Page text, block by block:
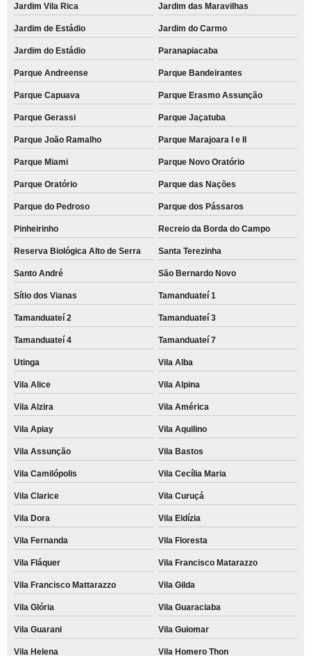
Jardim Vila Rica Jardim das Maravilhas
Jardim de Estádio Jardim do Carmo
Jardim do Estádio Paranapiacaba
Parque Andreense Parque Bandeirantes
Parque Capuava Parque Erasmo Assunção
Parque Gerassi Parque Jaçatuba
Parque João Ramalho Parque Marajoara I e II
Parque Miami Parque Novo Oratório
Parque Oratório Parque das Nações
Parque do Pedroso Parque dos Pássaros
Pinheirinho Recreio da Borda do Campo
Reserva Biológica Alto de Serra Santa Terezinha
Santo André São Bernardo Novo
Sítio dos Vianas Tamanduateí 1
Tamanduateí 2 Tamanduateí 3
Tamanduateí 4 Tamanduateí 7
Utinga Vila Alba
Vila Alice Vila Alpina
Vila Alzira Vila América
Vila Apiay Vila Aquilino
Vila Assunção Vila Bastos
Vila Camilópolis Vila Cecília Maria
Vila Clarice Vila Curuçá
Vila Dora Vila Eldízia
Vila Fernanda Vila Floresta
Vila Fláquer Vila Francisco Matarazzo
Vila Francisco Mattarazzo Vila Gilda
Vila Glória Vila Guaraciaba
Vila Guarani Vila Guiomar
Vila Helena Vila Homero Thon